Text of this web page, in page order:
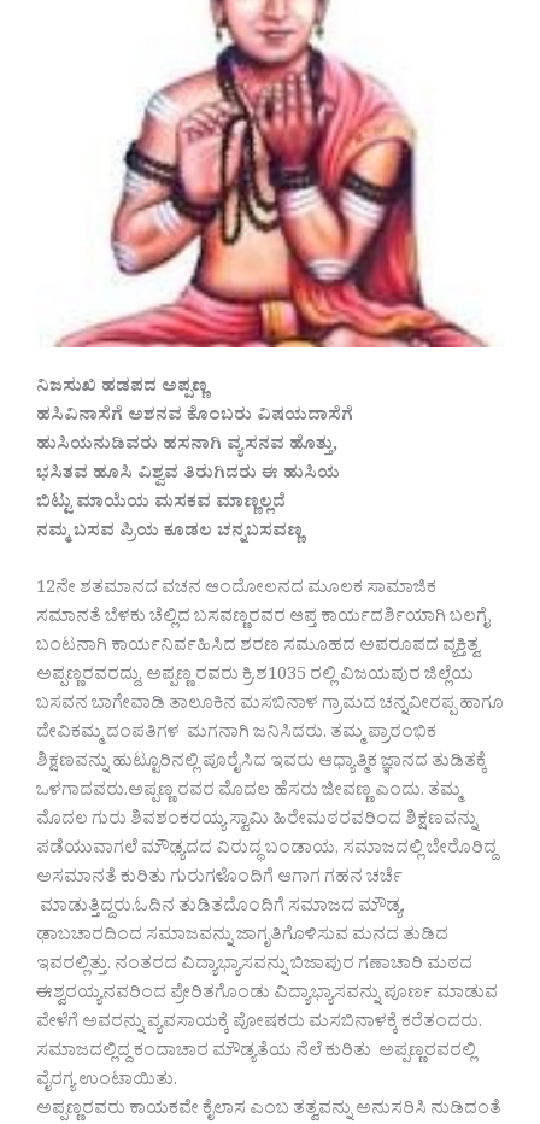
ನಿಜಸುಖಿ ಹಡಪದ ಅಪ್ಪಣ್ಣ
ಹಸಿವಿನಾಸೆಗೆ ಅಶನವ ಕೊಂಬರು ವಿಷಯದಾಸೆಗೆ
ಹುಸಿಯನುಡಿವರು ಹಸನಾಗಿ ವ್ಯಸನವ ಹೊತ್ತು,
ಭಸಿತವ ಹೂಸಿ ವಿಶ್ವವ ತಿರುಗಿದರು ಈ ಹುಸಿಯ
ಬಿಟ್ಟು ಮಾಯೆಯ ಮಸಕವ ಮಾಣ್ಣಲ್ಲದೆ
ನಮ್ಮ ಬಸವ ಪ್ರಿಯ ಕೂಡಲ ಚನ್ನಬಸವಣ್ಣ
12ನೇ ಶತಮಾನದ ವಚನ ಆಂದೋಲನದ ಮೂಲಕ ಸಾಮಾಜಿಕ
ಸಮಾನತೆ ಬೆಳಕು ಚೆಲ್ಲಿದ ಬಸವಣ್ಣರವರ ಆಪ್ತ ಕಾರ್ಯದರ್ಶಿಯಾಗಿ ಬಲಗೈ
ಬಂಟನಾಗಿ ಕಾರ್ಯನಿರ್ವಹಿಸಿದ ಶರಣ ಸಮೂಹದ ಅಪರೂಪದ ವ್ಯಕ್ತಿತ್ವ
ಅಪ್ಪಣ್ಣರವರದ್ದು, ಅಪ್ಪಣ್ಣ ರವರು ಕ್ರಿ.ಶ1035 ರಲ್ಲಿ ವಿಜಯಪುರ ಜಿಲ್ಲೆಯ
ಬಸವನ ಬಾಗೇವಾಡಿ ತಾಲೂಕಿನ ಮಸಬಿನಾಳ ಗ್ರಾಮದ ಚನ್ನವೀರಪ್ಪ ಹಾಗೂ
ದೇವಿಕಮ್ಮ ದಂಪತಿಗಳ ಮಗನಾಗಿ ಜನಿಸಿದರು. ತಮ್ಮ ಪ್ರಾರಂಭಿಕ
ಶಿಕ್ಷಣವನ್ನು ಹುಟ್ಟೂರಿನಲ್ಲಿ ಪೂರೈಸಿದ ಇವರು ಆಧ್ಯಾತ್ಮಿಕ ಜ್ಞಾನದ ತುಡಿತಕ್ಕೆ
ಒಳಗಾದವರು.ಅಪ್ಪಣ್ಣ ರವರ ಮೊದಲ ಹೆಸರು ಜೀವಣ್ಣ ಎಂದು. ತಮ್ಮ
ಮೊದಲ ಗುರು ಶಿವಶಂಕರಯ್ಯ ಸ್ವಾಮಿ ಹಿರೇಮಠರವರಿಂದ ಶಿಕ್ಷಣವನ್ನು
ಪಡೆಯುವಾಗಲೆ ಮೌಢ್ಯದದ ವಿರುದ್ಧ ಬಂಡಾಯ, ಸಮಾಜದಲ್ಲಿ ಬೇರೊರಿದ್ದ
ಅಸಮಾನತೆ ಕುರಿತು ಗುರುಗಳೊಂದಿಗೆ ಆಗಾಗ ಗಹನ ಚರ್ಚೆ
ಮಾಡುತ್ತಿದ್ದರು.ಓದಿನ ತುಡಿತದೊಂದಿಗೆ ಸಮಾಜದ ಮೌಡ್ಯ,
ಢಾಬಚಾರದಿಂದ ಸಮಾಜವನ್ನು ಜಾಗೃತಿಗೊಳಿಸುವ ಮನದ ತುಡಿದ
ಇವರಲ್ಲಿತ್ತು. ನಂತರದ ವಿದ್ಯಾಭ್ಯಾಸವನ್ನು ಬಿಜಾಪುರ ಗಣಾಚಾರಿ ಮಠದ
ಈಶ್ವರಯ್ಯನವರಿಂದ ಪ್ರೇರಿತಗೊಂಡು ವಿದ್ಯಾಭ್ಯಾಸವನ್ನು ಪೂರ್ಣ ಮಾಡುವ
ವೇಳೆಗೆ ಅವರನ್ನು ವ್ಯವಸಾಯಕ್ಕೆ ಪೋಷಕರು ಮಸಬಿನಾಳಕ್ಕೆ ಕರೆತಂದರು.
ಸಮಾಜದಲ್ಲಿದ್ದ ಕಂದಾಚಾರ ಮೌಡ್ಯತೆಯ ನೆಲೆ ಕುರಿತು ಅಪ್ಪಣ್ಣರವರಲ್ಲಿ
ವೈರಗ್ಯ ಉಂಟಾಯಿತು.
ಅಪ್ಪಣ್ಣರವರು ಕಾಯಕವೇ ಕೈಲಾಸ ಎಂಬ ತತ್ವವನ್ನು ಅನುಸರಿಸಿ ನುಡಿದಂತೆ